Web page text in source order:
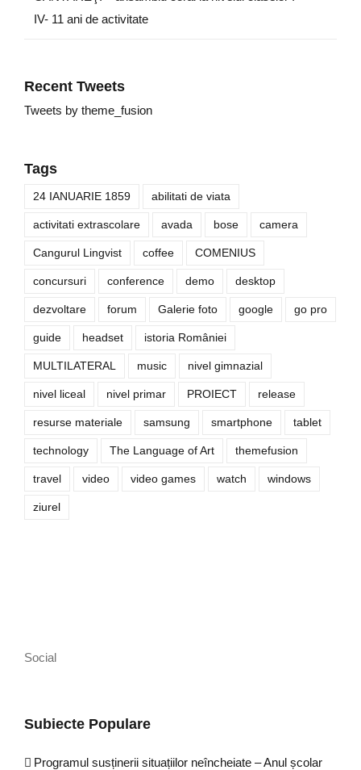
IV- 11 ani de activitate
Recent Tweets
Tweets by theme_fusion
Tags
24 IANUARIE 1859 abilitati de viata
activitati extrascolare avada bose camera
Cangurul Lingvist coffee COMENIUS
concursuri conference demo desktop
dezvoltare forum Galerie foto google go pro
guide headset istoria României
MULTILATERAL music nivel gimnazial
nivel liceal nivel primar PROIECT release
resurse materiale samsung smartphone tablet
technology The Language of Art themefusion
travel video video games watch windows
ziurel
Social
Subiecte Populare
Programul susținerii situațiilor neîncheiate – Anul școlar